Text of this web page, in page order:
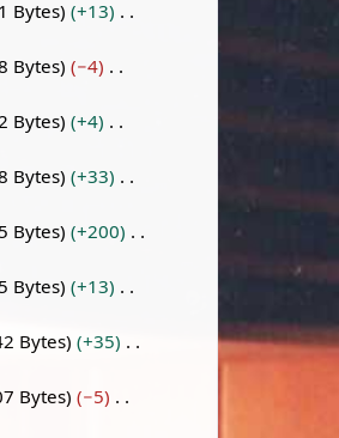
Bytes
+13
Bytes
−4
Bytes
+4
Bytes
+33
Bytes
+200
Bytes
+13
Bytes
+35
Bytes
−5